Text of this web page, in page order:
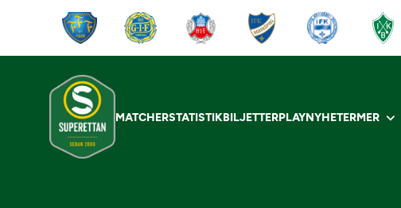
MATCHERSTATISTIKBILJETTERPLAYNYHETERMER